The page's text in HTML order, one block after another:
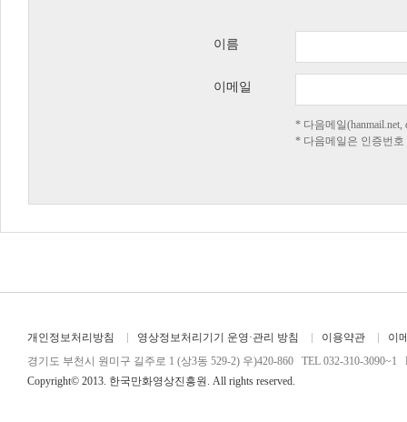
이름
이메일
* 다음메일
* 다음메일은 인증번
개인정보처리방침 영상정보처리기기 운영·관리 방침 이용약관
이
경기도 부천시 원미구 길주로 1 (상3동 529-2) 우)420-860 TEL 032-310-3090~1
Copyright© 2013. 한국만화영상진흥원. All rights reserved.